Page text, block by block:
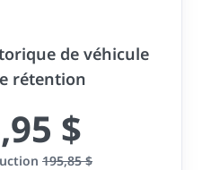
de véhicule
rétention
$
195,85 $